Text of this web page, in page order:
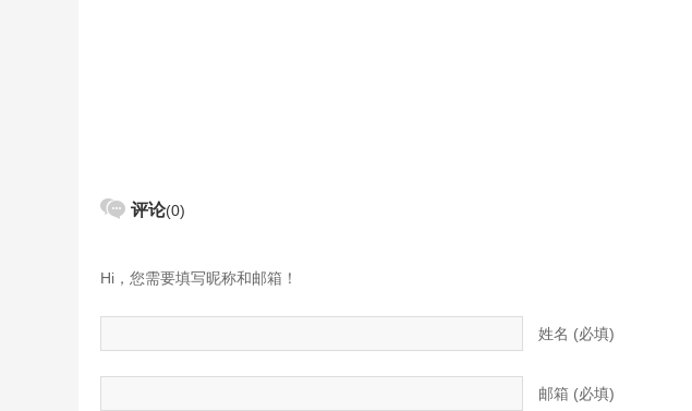
评论(0)
Hi，您需要填写昵称和邮箱！
姓名 (必填)
邮箱 (必填)